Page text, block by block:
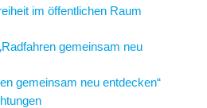
im öffentlichen Raum
gemeinsam neu
gemeinsam neu entdecken“